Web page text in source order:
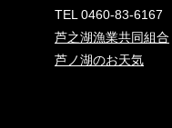
TEL 0460-83-6167
芦之湖漁業共同組合
芦ノ湖のお天気